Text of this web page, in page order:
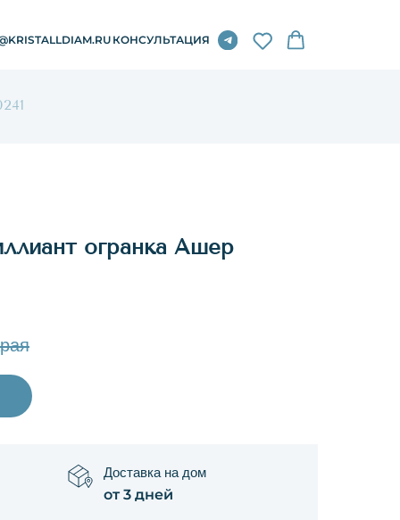
КОНСУЛЬТАЦИЯ
от 3 дней
Доставка на дом
огранка Ашер